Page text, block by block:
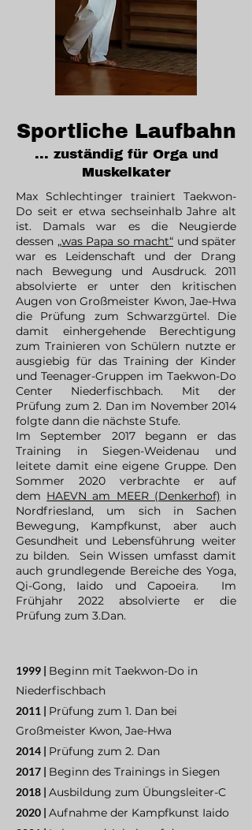
Sportliche Laufbahn
... zuständig für Orga und
Muskelkater
Max Schlechtinger trainiert Taekwon-
Do seit er etwa sechseinhalb Jahre alt
ist. Damals war es die Neugierde
dessen „was Papa so macht“ und später
war es Leidenschaft und der Drang
nach Bewegung und Ausdruck. 2011
absolvierte er unter den kritischen
Augen von Großmeister Kwon, Jae-Hwa
die Prüfung zum Schwarzgürtel. Die
damit einhergehende Berechtigung
zum Trainieren von Schülern nutzte er
ausgiebig für das Training der Kinder
und Teenager-Gruppen im Taekwon-Do
Center Niederfischbach. Mit der
Prüfung zum 2. Dan im November 2014
folgte dann die nächste Stufe.
Im September 2017 begann er das
Training in Siegen-Weidenau und
leitete damit eine eigene Gruppe. Den
Sommer 2020 verbrachte er auf
dem HAEVN am MEER (Denkerhof) in
Nordfriesland, um sich in Sachen
Bewegung, Kampfkunst, aber auch
Gesundheit und Lebensführung weiter
zu bilden. Sein Wissen umfasst damit
auch grundlegende Bereiche des Yoga,
Qi-Gong, Iaido und Capoeira. Im
Frühjahr 2022 absolvierte er die
Prüfung zum 3.Dan.
1999 | Beginn mit Taekwon-Do in
Niederfischbach
2011 | Prüfung zum 1. Dan bei
Großmeister Kwon, Jae-Hwa
2014 | Prüfung zum 2. Dan
2017 | Beginn des Trainings in Siegen
2018 | Ausbildung zum Übungsleiter-C
2020 | Aufnahme der Kampfkunst Iaido